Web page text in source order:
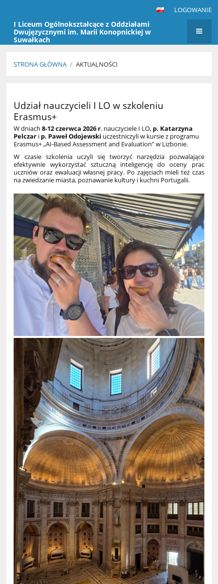
LOGOWANIE
I Liceum Ogólnokształcące z Oddziałami
Dwujęzycznymi im. Marii Konopnickiej w
Suwałkach
STRONA GŁÓWNA / AKTUALNOŚCI
Udział nauczycieli I LO w szkoleniu
Erasmus+
W dniach8-12 czerwca 2026 r. nauczyciele I LO, p. Katarzyna
Pelczar i p. Paweł Odojewski uczestniczyli w kursie z programu
Erasmus+ „AI-Based Assessment and Evaluation” w Lizbonie.
W czasie szkolenia uczyli się tworzyć narzędzia pozwalające
efektywnie wykorzystać sztuczną inteligencję do oceny prac
uczniów oraz ewaluacji własnej pracy. Po zajęciach mieli też czas
na zwiedzanie miasta, poznawanie kultury i kuchni Portugalii.